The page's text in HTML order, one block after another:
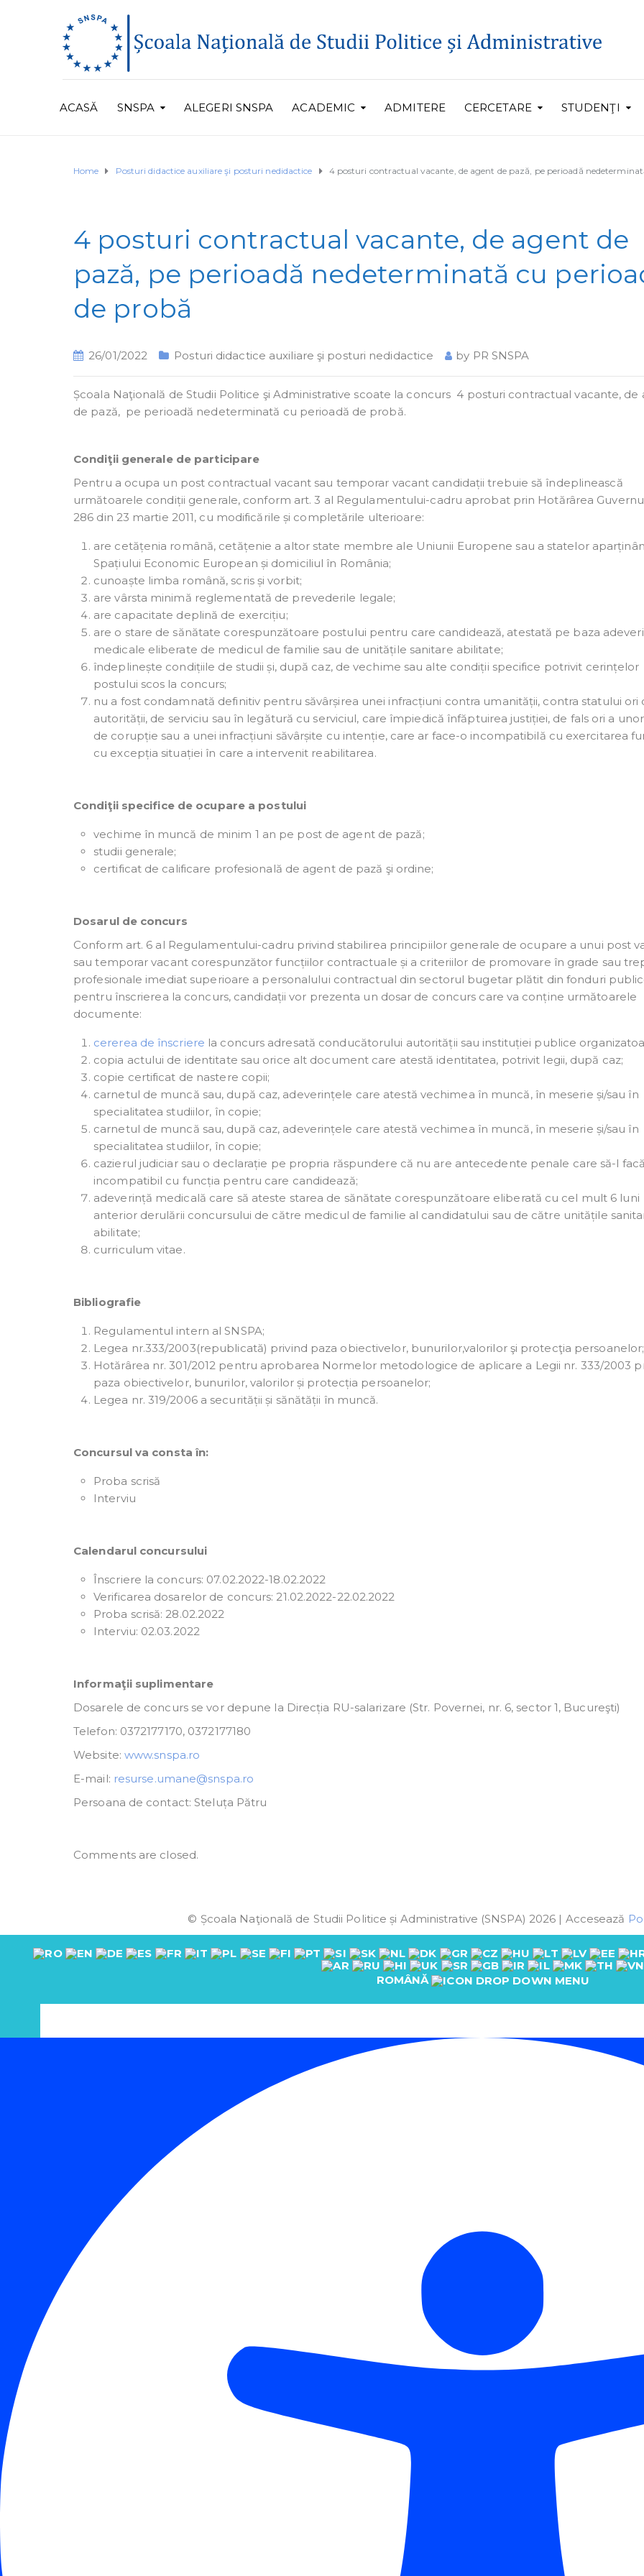
ACASĂ SNSPA ALEGERI SNSPA ACADEMIC ADMITERE CERCETARE STUDENŢI
Home Posturi didactice auxiliare şi posturi nedidactice 4 posturi contractual vacante, de agent de pază, pe perioadă
4 posturi contractual vacante, de agent de
pază, pe perioadă nedeterminată cu
de probă
26/01/2022 Posturi didactice auxiliare şi posturi nedidactice by PR SNSPA
Școala Naţională de Studii Politice şi Administrative scoate la concurs 4 posturi contractual vacante, de
de pază, pe perioadă nedeterminată cu perioadă de probă.
Condiţii generale de participare
Pentru a ocupa un post contractual vacant sau temporar vacant candidații trebuie să îndeplinească
următoarele condiții generale, conform art. 3 al Regulamentului-cadru aprobat prin Hotărârea
286 din 23 martie 2011, cu modificările și completările ulterioare:
are cetățenia română, cetățenie a altor state membre ale Uniunii Europene sau a statelor
Spațiului Economic European și domiciliul în România;
cunoaște limba română, scris și vorbit;
are vârsta minimă reglementată de prevederile legale;
are capacitate deplină de exercițiu;
are o stare de sănătate corespunzătoare postului pentru care candidează, atestată pe baza
medicale eliberate de medicul de familie sau de unitățile sanitare abilitate;
îndeplinește condițiile de studii și, după caz, de vechime sau alte condiții specifice potrivit cerințelor
postului scos la concurs;
nu a fost condamnată definitiv pentru săvârșirea unei infracțiuni contra umanității, contra statului ori
autorității, de serviciu sau în legătură cu serviciul, care împiedică înfăptuirea justiției, de fals ori a
de corupție sau a unei infracțiuni săvârșite cu intenție, care ar face-o incompatibilă cu exercitarea
cu excepția situației în care a intervenit reabilitarea.
Condiţii specifice de ocupare a postului
vechime în muncă de minim 1 an pe post de agent de pază;
studii generale;
certificat de calificare profesională de agent de pază şi ordine;
Dosarul de concurs
Conform art. 6 al Regulamentului-cadru privind stabilirea principiilor generale de ocupare a unui post
sau temporar vacant corespunzător funcțiilor contractuale și a criteriilor de promovare în grade sau
profesionale imediat superioare a personalului contractual din sectorul bugetar plătit din fonduri
pentru înscrierea la concurs, candidații vor prezenta un dosar de concurs care va conține următoarele
documente:
cererea de înscriere la concurs adresată conducătorului autorității sau instituției publice
copia actului de identitate sau orice alt document care atestă identitatea, potrivit legii, după caz;
copie certificat de nastere copii;
carnetul de muncă sau, după caz, adeverințele care atestă vechimea în muncă, în meserie și/sau în
specialitatea studiilor, în copie;
carnetul de muncă sau, după caz, adeverințele care atestă vechimea în muncă, în meserie și/sau în
specialitatea studiilor, în copie;
cazierul judiciar sau o declarație pe propria răspundere că nu are antecedente penale care să-l facă
incompatibil cu funcția pentru care candidează;
adeverință medicală care să ateste starea de sănătate corespunzătoare eliberată cu cel mult 6 luni
anterior derulării concursului de către medicul de familie al candidatului sau de către unitățile
abilitate;
curriculum vitae.
Bibliografie
Regulamentul intern al SNSPA;
Legea nr.333/2003(republicată) privind paza obiectivelor, bunurilor,valorilor şi protecţia persoanelor;
Hotărârea nr. 301/2012 pentru aprobarea Normelor metodologice de aplicare a Legii nr. 333/2003
paza obiectivelor, bunurilor, valorilor și protecția persoanelor;
Legea nr. 319/2006 a securității și sănătății în muncă.
Concursul va consta în:
Proba scrisă
Interviu
Calendarul concursului
Înscriere la concurs: 07.02.2022-18.02.2022
Verificarea dosarelor de concurs: 21.02.2022-22.02.2022
Proba scrisă: 28.02.2022
Interviu: 02.03.2022
Informaţii suplimentare
Dosarele de concurs se vor depune la Direcția RU-salarizare (Str. Povernei, nr. 6, sector 1, Bucureşti)
Telefon: 0372177170, 0372177180
Website: www.snspa.ro
E-mail: resurse.umane@snspa.ro
Persoana de contact: Steluța Pătru
Comments are closed.
© Școala Naţională de Studii Politice și Administrative (SNSPA) 2026 | Accesează
ROMÂNĂ